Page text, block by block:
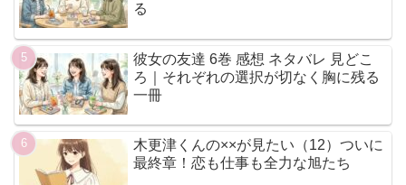
る
彼女の友達 6巻 感想 ネタバレ 見どこ
ろ｜それぞれの選択が切なく胸に残る
一冊
木更津くんの××が見たい（12）ついに
最終章！恋も仕事も全力な旭たち